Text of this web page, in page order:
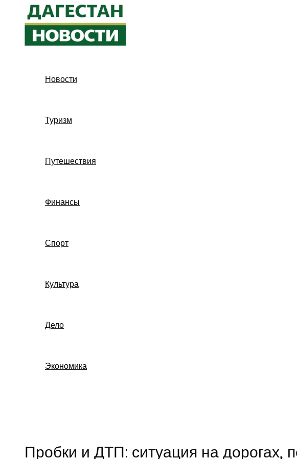
Перейти
содержимому
Новости
Туризм
Путешествия
Финансы
Спорт
Культура
Дело
Экономика
Пробки и ДТП: ситуация на дорогах,